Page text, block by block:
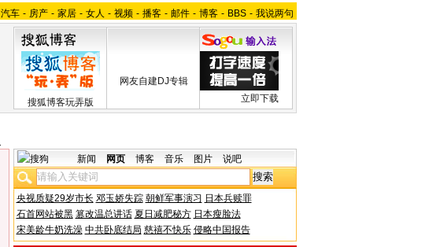
汽车 - 房产 - 家居 - 女人 - 视频 - 播客 - 邮件 - 博客 - BBS - 我说两句
搜狐博客玩弄版
网友自建DJ专辑
立即下载
新闻 网页 博客 音乐 图片 说吧
央视质疑29岁市长 邓玉娇失踪 朝鲜军事演习 日本兵赎罪
石首网站被黑 篡改温总讲话 夏日减肥秘方 日本瘦脸法
宋美龄牛奶洗澡 中共卧底结局 慈禧不快乐 侵略中国报告